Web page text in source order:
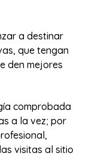
a destinar
que tengan
den mejores
comprobada
a la vez; por
visitas al sitio